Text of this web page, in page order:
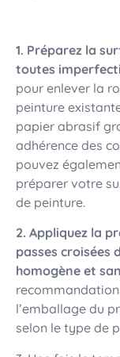
1. Préparez la
toutes
pour enlever la
peinture
papier abrasif
adhérence des
pouvez
préparer votre
de peinture.
2. Appliquez la
passes croisées
homogène et
l’emballage du
selon le type de